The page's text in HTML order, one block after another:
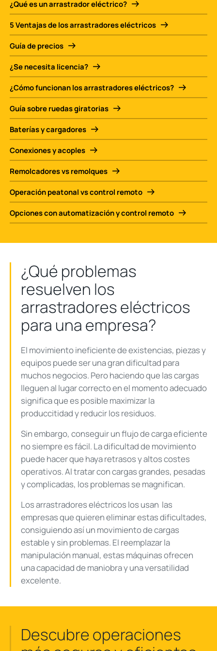
¿Qué es un arrastrador eléctrico?
5 Ventajas de los arrastradores eléctricos
Guía de precios
¿Se necesita licencia?
¿Cómo funcionan los arrastradores eléctricos?
Guía sobre ruedas giratorias
Baterías y cargadores
Conexiones y acoples
Remolcadores vs remolques
Operación peatonal vs control remoto
Opciones con automatización y control remoto
¿Qué problemas
resuelven los
arrastradores eléctricos
para una empresa?
El movimiento ineficiente de existencias, piezas y
equipos puede ser una gran dificultad para
muchos negocios. Pero haciendo que las cargas
lleguen al lugar correcto en el momento adecuado
significa que es posible maximizar la
produccitidad y reducir los residuos.
Sin embargo, conseguir un flujo de carga eficiente
no siempre es fácil. La dificultad de movimiento
puede hacer que haya retrasos y altos costes
operativos. Al tratar con cargas grandes, pesadas
y complicadas, los problemas se magnifican.
Los arrastradores eléctricos los usan las
empresas que quieren eliminar estas dificultades,
consiguiendo así un movimiento de cargas
estable y sin problemas. El reemplazar la
manipulación manual, estas máquinas ofrecen
una capacidad de maniobra y una versatilidad
excelente.
Descubre operaciones